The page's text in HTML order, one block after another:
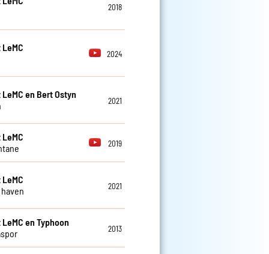
2018
2024
en Bert Ostyn
2021
2019
2021
en Typhoon
2013